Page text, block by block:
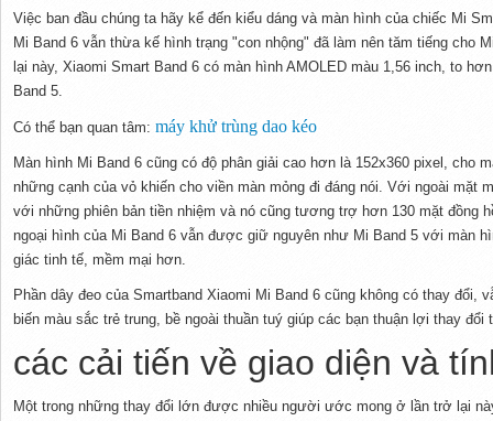
Việc ban đầu chúng ta hãy kể đến kiểu dáng và màn hình của chiếc Mi
Mi Band 6 vẫn thừa kế hình trạng "con nhộng" đã làm nên tăm tiếng
lại này, Xiaomi Smart Band 6 có màn hình AMOLED màu 1,56 inch, to
Band 5.
Có thể bạn quan tâm: máy khử trùng dao kéo
Màn hình Mi Band 6 cũng có độ phân giải cao hơn là 152x360 pixel, cho
những cạnh của vỏ khiến cho viền màn mỏng đi đáng nói. Với ngoài mặt
với những phiên bản tiền nhiệm và nó cũng tương trợ hơn 130 mặt đồng
ngoại hình của Mi Band 6 vẫn được giữ nguyên như Mi Band 5 với màn
giác tinh tế, mềm mại hơn.
Phần dây đeo của Smartband Xiaomi Mi Band 6 cũng không có thay đổi,
biến màu sắc trẻ trung, bề ngoài thuần tuý giúp các bạn thuận lợi thay đổi
các cải tiến về giao diện và
Một trong những thay đổi lớn được nhiều người ước mong ở lần trở lại